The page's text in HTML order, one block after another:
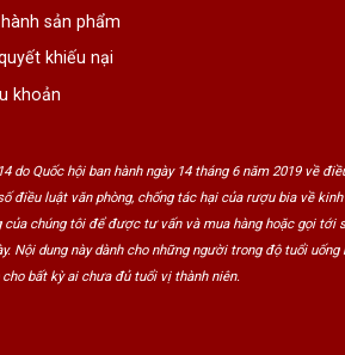
sản phẩm
khiếu nại
khoản
do Quốc hội ban hành ngày 14 tháng 6 năm 2019 về
luật văn phòng, chống tác hại của rượu bia về kinh
chúng tôi để được tư vấn và mua hàng hoặc gọi tới
dung này dành cho những người trong độ tuổi
bất kỳ ai chưa đủ tuổi vị thành niên.